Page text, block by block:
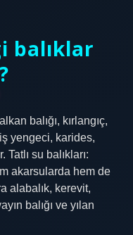
balıklar
balığı, kırlangıç,
yengeci, karides,
su balıkları:
akarsularda hem de
alabalık, kerevit,
balığı ve yılan